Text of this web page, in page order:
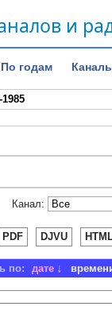
и
По годам
Канал:
PDF DJVU
по: дате